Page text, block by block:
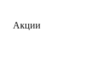
Акции